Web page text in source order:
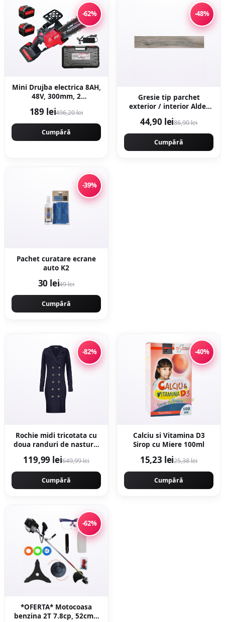
-62%
Mini Drujba electrica 8AH,
48V, 300mm, 2
ungere automata, 1800w,
CAMPION CMP1756
189 lei496,20 lei
Cumpără
-48%
Gresie tip parchet
exterior / interior Alder
portelanata
44,90 lei86,90 lei
Cumpără
-39%
Pachet curatare ecrane
auto K2
30 lei49 lei
Cumpără
-82%
Rochie midi tricotata cu
doua randuri de nasturi -
119,99 lei649,99 lei
Cumpără
-40%
Calciu si Vitamina D3
Sirop cu Miere 100ml
15,23 lei25,38 lei
Cumpără
-62%
*OFERTA* Motocoasa
benzina 2T 7.8cp, 52cmc,